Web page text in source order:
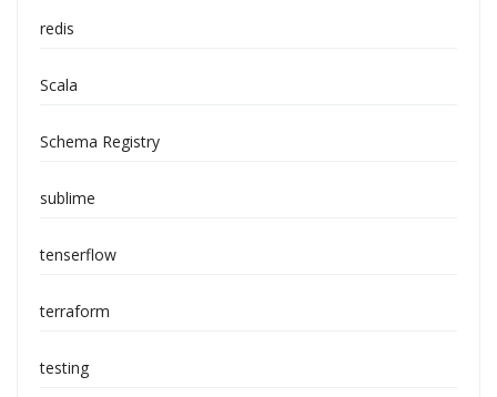
redis
Scala
Schema Registry
sublime
tenserflow
terraform
testing